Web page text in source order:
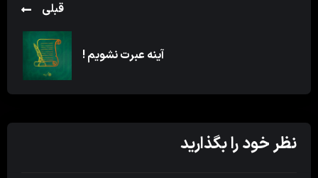
قبلی
آینه عبرت نشویم !
نظر خود را بگذارید